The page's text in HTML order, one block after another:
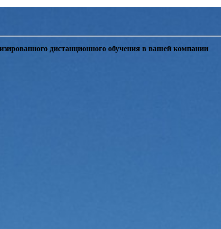
дистанционного обучения в вашей компании